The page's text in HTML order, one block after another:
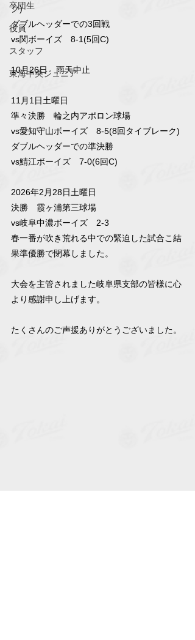
卒団生
役員
スタッフ
東海中央ジュニア
ク)
ダブルヘッダーでの3回戦
vs関ボーイズ　8-1(5回C)
10月26日　雨天中止
11月1日土曜日
準々決勝　輪之内アポロン球場
vs愛知守山ボーイズ　8-5(8回タイブレーク)
ダブルヘッダーでの準決勝
vs鯖江ボーイズ　7-0(6回C)
2026年2月28日土曜日
決勝　霞ヶ浦第三球場
vs岐阜中濃ボーイズ　2-3
春一番が吹き荒れる中での緊迫した試合こ結
果準優勝で閉幕しました。
大会を主管されました岐阜県支部の皆様に心
より感謝申し上げます。
たくさんのご声援ありがとうございました。